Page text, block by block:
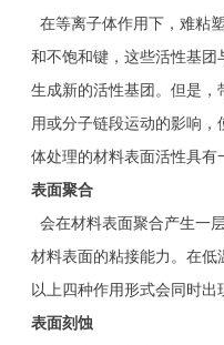
在等离子体作用下，难粘
和不饱和键，这些活性基团
生成新的活性基团。但是
用或分子链段运动的影响
体处理的材料表面活性具有
表面聚合
会在材料表面聚合产生一
材料表面的粘接能力。在低
以上四种作用形式会同时出
表面刻蚀